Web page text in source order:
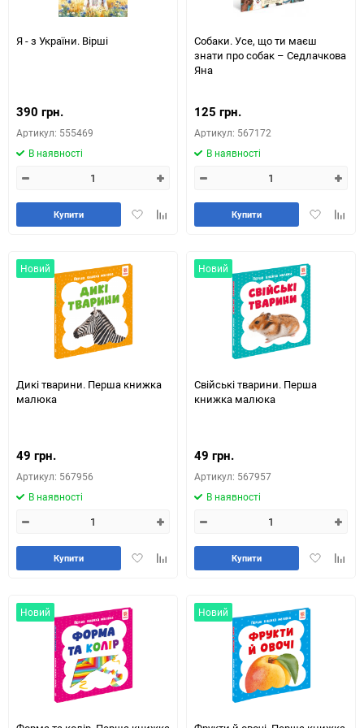
Я - з України. Вірші
390 грн.
Артикул: 555469
В наявності
ДодатиДодайте
порівняння
Купити
Собаки. Усе, що ти маєш
знати про собак – Седлачкова
Яна
125 грн.
Артикул: 567172
В наявності
Додати
Купити
Новий
Дикі тварини. Перша книжка
малюка
49 грн.
Артикул: 567956
В наявності
ДодатиДодайте
порівняння
Купити
Новий
Свійські тварини. Перша
книжка малюка
49 грн.
Артикул: 567957
В наявності
Додати
Купити
Новий Новий